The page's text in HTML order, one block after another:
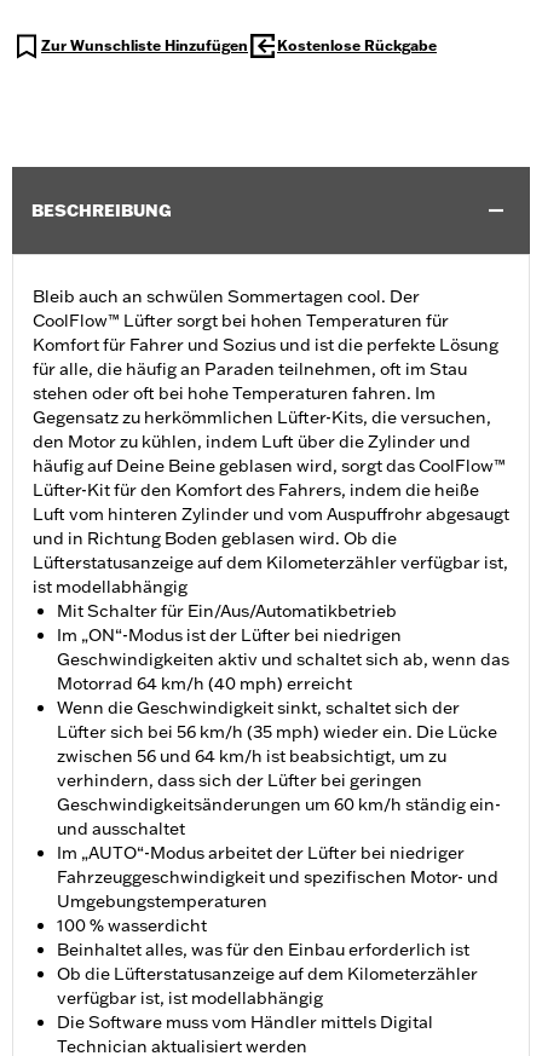
Zur Wunschliste Hinzufügen Kostenlose Rückgabe
BESCHREIBUNG
Bleib auch an schwülen Sommertagen cool. Der
CoolFlow™ Lüfter sorgt bei hohen Temperaturen für
Komfort für Fahrer und Sozius und ist die perfekte Lösung
für alle, die häufig an Paraden teilnehmen, oft im Stau
stehen oder oft bei hohe Temperaturen fahren. Im
Gegensatz zu herkömmlichen Lüfter-Kits, die versuchen,
den Motor zu kühlen, indem Luft über die Zylinder und
häufig auf Deine Beine geblasen wird, sorgt das CoolFlow™
Lüfter-Kit für den Komfort des Fahrers, indem die heiße
Luft vom hinteren Zylinder und vom Auspuffrohr abgesaugt
und in Richtung Boden geblasen wird. Ob die
Lüfterstatusanzeige auf dem Kilometerzähler verfügbar ist,
ist modellabhängig
Mit Schalter für Ein/Aus/Automatikbetrieb
Im „ON“-Modus ist der Lüfter bei niedrigen
Geschwindigkeiten aktiv und schaltet sich ab, wenn das
Motorrad 64 km/h (40 mph) erreicht
Wenn die Geschwindigkeit sinkt, schaltet sich der
Lüfter sich bei 56 km/h (35 mph) wieder ein. Die Lücke
zwischen 56 und 64 km/h ist beabsichtigt, um zu
verhindern, dass sich der Lüfter bei geringen
Geschwindigkeitsänderungen um 60 km/h ständig ein-
und ausschaltet
Im „AUTO“-Modus arbeitet der Lüfter bei niedriger
Fahrzeuggeschwindigkeit und spezifischen Motor- und
Umgebungstemperaturen
100 % wasserdicht
Beinhaltet alles, was für den Einbau erforderlich ist
Ob die Lüfterstatusanzeige auf dem Kilometerzähler
verfügbar ist, ist modellabhängig
Die Software muss vom Händler mittels Digital
Technician aktualisiert werden